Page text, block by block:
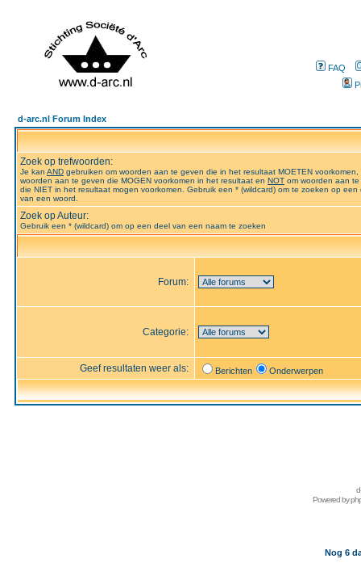
FAQ
d-arc.nl Forum Index
Zoek op trefwoorden:
Je kan AND gebruiken om woorden aan te geven die in het resultaat MOETEN voorkomen,
woorden aan te geven die MOGEN voorkomen in het resultaat en NOT om woorden aan
die NIET in het resultaat mogen voorkomen. Gebruik een * (wildcard) om te zoeken op een
van een woord.
Zoek op Auteur:
Gebruik een * (wildcard) om op een deel van een naam te zoeken
Forum:
Categorie:
Geef resultaten weer als: Berichten Onderwerpen
Powered by
Nog 6